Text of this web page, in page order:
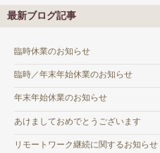
最新ブログ記事
臨時休業のお知らせ
臨時／年末年始休業のお知らせ
年末年始休業のお知らせ
あけましておめでとうございます
リモートワーク継続に関するお知らせ